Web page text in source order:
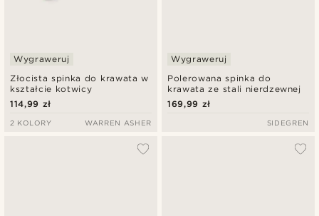
Złocista spinka do krawata w
kształcie kotwicy
Wygraweruj
114,99 zł
2 KOLORY WARREN ASHER
Polerowana spinka do
krawata ze stali nierdzewnej
Wygraweruj
169,99 zł
SIDEGREN